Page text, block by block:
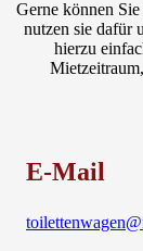
Gerne können
nutzen sie dafür
hierzu
E-Mail